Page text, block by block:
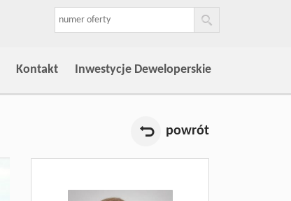
Kontakt Inwestycje Deweloperskie
powrót